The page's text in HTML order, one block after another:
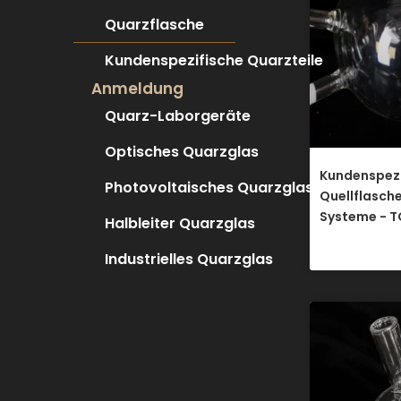
Systeme -
Quarzflasche
Kundenspezifische Quarzteile
Anmeldung
Quarz-Laborgeräte
Optisches Quarzglas
Photovoltaisches Quarzglas
Halbleiter Quarzglas
Industrielles Quarzglas